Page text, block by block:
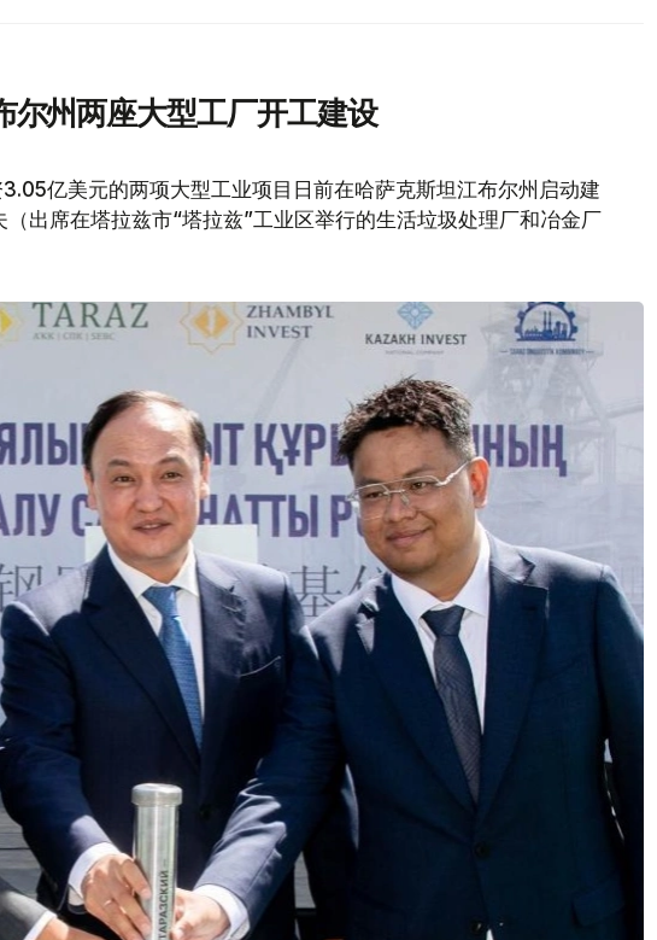
尔州两座大型工厂开工建设
3.05亿美元的两项大型工业项目日前在哈萨克斯坦江布尔州启动建
（出席在塔拉兹市“塔拉兹”工业区举行的生活垃圾处理厂和冶金厂